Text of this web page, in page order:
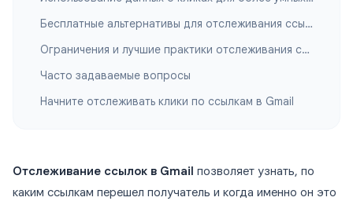
Бесплатные альтернативы для отслеживания ссылок в Gmail
Ограничения и лучшие практики отслеживания ссылок в Gmail
Часто задаваемые вопросы
Начните отслеживать клики по ссылкам в Gmail
Отслеживание ссылок в Gmail позволяет узнать, по
каким ссылкам перешел получатель и когда именно он это